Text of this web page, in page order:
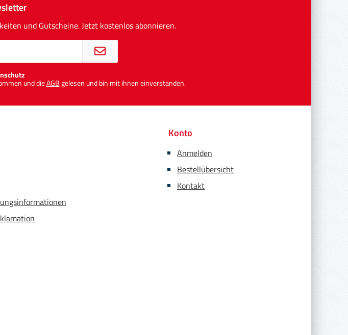
und Gutscheine. Jetzt kostenlos abonnieren.
und dieAGBgelesen und bin mit ihnen einverstanden.
Konto
Anmelden
Bestellübersicht
Kontakt